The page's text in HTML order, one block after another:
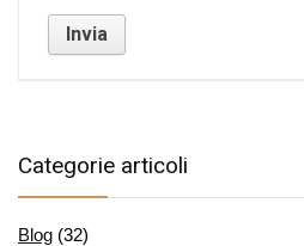
Categorie articoli
Blog (32)